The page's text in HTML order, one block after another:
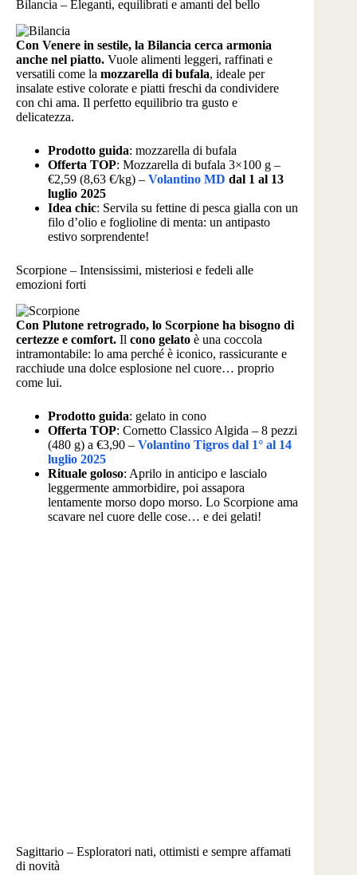
Bilancia – Eleganti, equilibrati e amanti del bello
Con Venere in sestile, la Bilancia cerca armonia
anche nel piatto. Vuole alimenti leggeri, raffinati e
versatili come la mozzarella di bufala, ideale per
insalate estive colorate e piatti freschi da condividere
con chi ama. Il perfetto equilibrio tra gusto e
delicatezza.
Prodotto guida: mozzarella di bufala
Offerta TOP: Mozzarella di bufala 3×100 g –
€2,59 (8,63 €/kg) – Volantino MD dal 1 al 13
luglio 2025
Idea chic: Servila su fettine di pesca gialla con un
filo d’olio e foglioline di menta: un antipasto
estivo sorprendente!
Scorpione – Intensissimi, misteriosi e fedeli alle
emozioni forti
Con Plutone retrogrado, lo Scorpione ha bisogno di
certezze e comfort. Il cono gelato è una coccola
intramontabile: lo ama perché è iconico, rassicurante e
racchiude una dolce esplosione nel cuore… proprio
come lui.
Prodotto guida: gelato in cono
Offerta TOP: Cornetto Classico Algida – 8 pezzi
(480 g) a €3,90 – Volantino Tigros dal 1° al 14
luglio 2025
Rituale goloso: Aprilo in anticipo e lascialo
leggermente ammorbidire, poi assapora
lentamente morso dopo morso. Lo Scorpione ama
scavare nel cuore delle cose… e dei gelati!
Sagittario – Esploratori nati, ottimisti e sempre affamati
di novità